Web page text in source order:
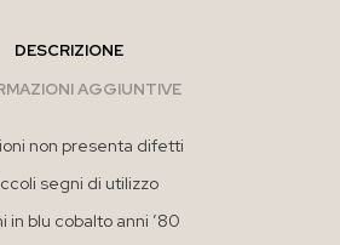
DESCRIZIONE
AGGIUNTIVE
non presenta difetti
segni di utilizzo
in blu cobalto anni ’80